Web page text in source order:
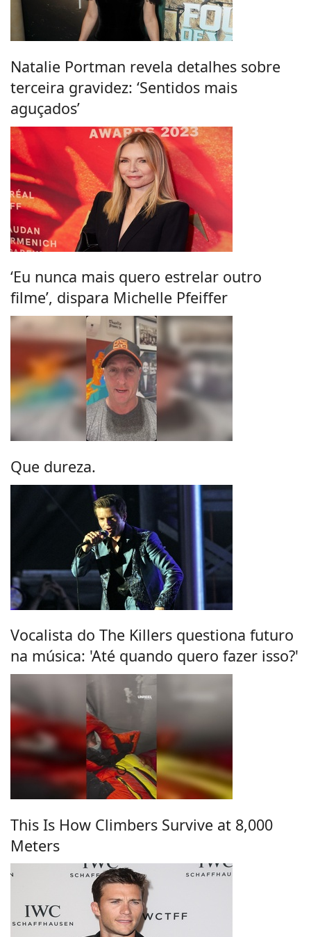
Natalie Portman revela detalhes sobre
terceira gravidez: ‘Sentidos mais
aguçados’
‘Eu nunca mais quero estrelar outro
filme’, dispara Michelle Pfeiffer
Que dureza.
Vocalista do The Killers questiona futuro
na música: 'Até quando quero fazer isso?'
This Is How Climbers Survive at 8,000
Meters